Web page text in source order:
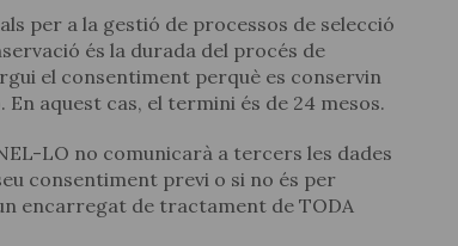
per a la gestió de processos de selecció
és la durada del procés de
el consentiment perquè es conservin
aquest cas, el termini és de 24 mesos.
LO no comunicarà a tercers les dades
consentiment previ o si no és per
encarregat de tractament de TODA